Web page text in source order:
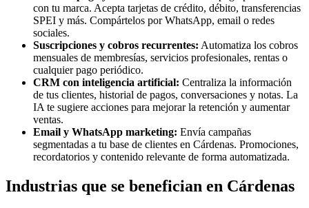
con tu marca. Acepta tarjetas de crédito, débito, transferencias
SPEI y más. Compártelos por WhatsApp, email o redes
sociales.
Suscripciones y cobros recurrentes: Automatiza los cobros
mensuales de membresías, servicios profesionales, rentas o
cualquier pago periódico.
CRM con inteligencia artificial: Centraliza la información
de tus clientes, historial de pagos, conversaciones y notas. La
IA te sugiere acciones para mejorar la retención y aumentar
ventas.
Email y WhatsApp marketing: Envía campañas
segmentadas a tu base de clientes en Cárdenas. Promociones,
recordatorios y contenido relevante de forma automatizada.
Industrias que se benefician en Cárdenas